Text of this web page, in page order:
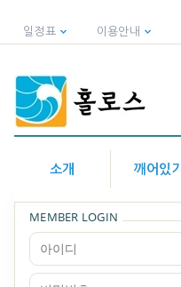
일정표 이용안내
소개 깨어있기
MEMBER LOGIN